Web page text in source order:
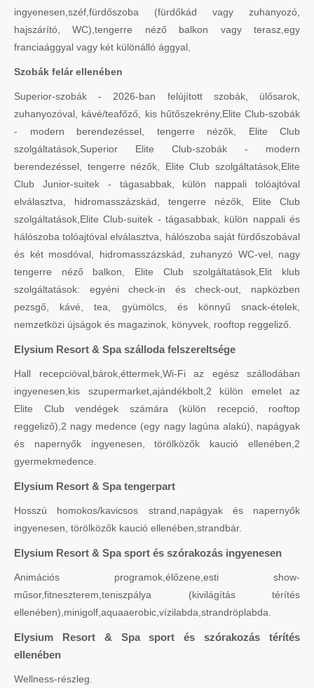
ingyenesen,széf,fürdőszoba (fürdőkád vagy zuhanyozó,
hajszárító, WC),tengerre néző balkon vagy terasz,egy
franciaággyal vagy két különálló ággyal,
Szobák felár ellenében
Superior-szobák - 2026-ban felújított szobák, ülősarok,
zuhanyozóval, kávé/teafőző, kis hűtőszekrény,Elite Club-szobák
- modern berendezéssel, tengerre nézők, Elite Club
szolgáltatások,Superior Elite Club-szobák - modern
berendezéssel, tengerre nézők, Elite Club szolgáltatások,Elite
Club Junior-suitek - tágasabbak, külön nappali tolóajtóval
elválasztva, hidromasszázskád, tengerre nézők, Elite Club
szolgáltatások,Elite Club-suitek - tágasabbak, külön nappali és
hálószoba tolóajtóval elválasztva, hálószoba saját fürdőszobával
és két mosdóval, hidromasszázskád, zuhanyzó WC-vel, nagy
tengerre néző balkon, Elite Club szolgáltatások,Elit klub
szolgáltatások: egyéni check-in és check-out, napközben
pezsgő, kávé, tea, gyümölcs, és könnyű snack-ételek,
nemzetközi újságok és magazinok, könyvek, rooftop reggeliző.
Elysium Resort & Spa szálloda felszereltsége
Hall recepcióval,bárok,éttermek,Wi-Fi az egész szállodában
ingyenesen,kis szupermarket,ajándékbolt,2 külön emelet az
Elite Club vendégek számára (külön recepció, rooftop
reggeliző),2 nagy medence (egy nagy lagúna alakú), napágyak
és napernyők ingyenesen, törölközők kaució ellenében,2
gyermekmedence.
Elysium Resort & Spa tengerpart
Hosszú homokos/kavicsos strand,napágyak és napernyők
ingyenesen, törölközők kaució ellenében,strandbár.
Elysium Resort & Spa sport és szórakozás ingyenesen
Animációs programok,élőzene,esti show-
műsor,fitneszterem,teniszpálya (kivilágítás térítés
ellenében),minigolf,aquaaerobic,vízilabda,strandröplabda.
Elysium Resort & Spa sport és szórakozás térítés
ellenében
Wellness-részleg.